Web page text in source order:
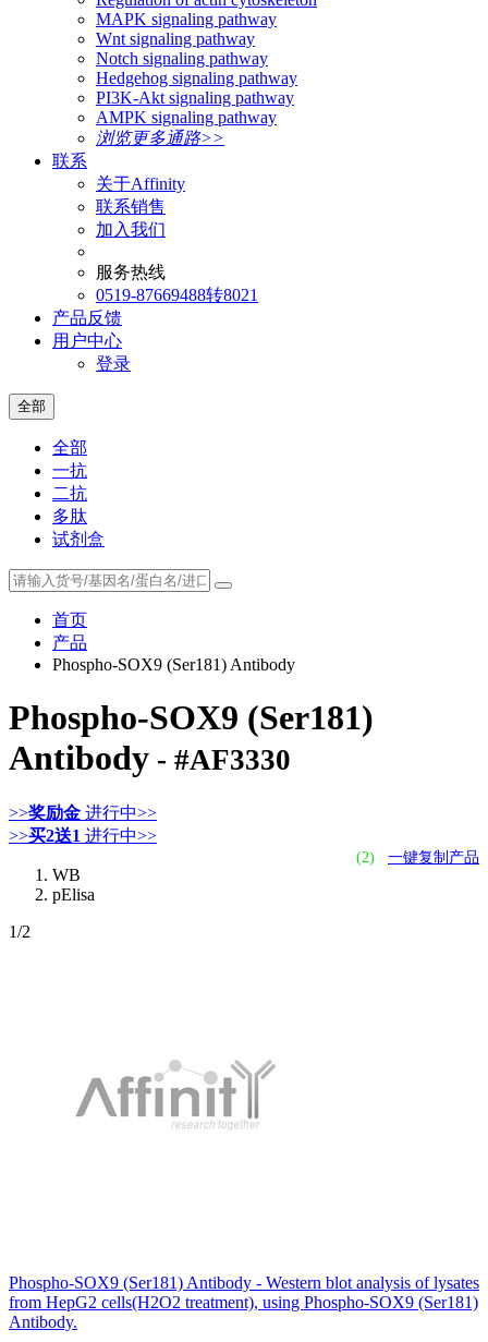
MAPK signaling pathway
Wnt signaling pathway
Notch signaling pathway
Hedgehog signaling pathway
PI3K-Akt signaling pathway
AMPK signaling pathway
浏览更多通路>>
联系
关于Affinity
联系销售
加入我们
服务热线
0519-87669488转8021
产品反馈
用户中心
登录
全部
全部
一抗
二抗
多肽
试剂盒
首页
产品
Phospho-SOX9 (Ser181) Antibody
Phospho-SOX9 (Ser181)
Antibody - #AF3330
>>奖励金 进行中>>
>>买2送1 进行中>>
(2) 一键复制产品
WB
pElisa
1/2
Phospho-SOX9 (Ser181) Antibody - Western blot analysis of lysates
from HepG2 cells(H2O2 treatment), using Phospho-SOX9 (Ser181)
Antibody.